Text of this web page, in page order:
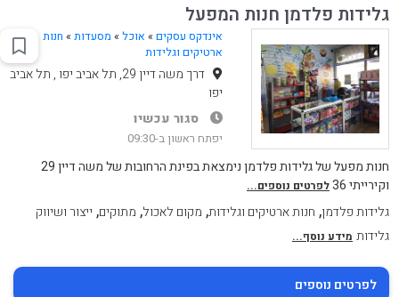
גלידות פלדמן חנות המפעל
אינדקס עסקים » אוכל» מסעדות» חנות
ארטיקים וגלידות
דרך משה דיין 29, תל אביב יפו , תל אביב
יפו
סגור עכשיו
יפתח ראשון ב-09:30
חנות מפעל של גלידות פלדמן נימצאת בפינת הרחובות של משה דיין 29
וקירייתי 36
לפרטים נוספים...
גלידות פלדמן, חנות ארטיקים וגלידות, מקום לאכול, מתוקים, ייצור ושיווק
גלידות מידע נוסף...
לפרטים נוספים